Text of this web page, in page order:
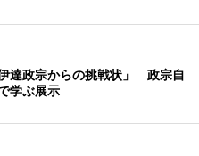
達政宗からの挑戦状」 政宗自
学ぶ展示